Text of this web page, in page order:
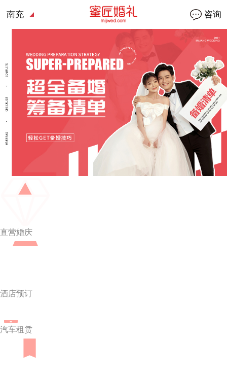
南充 咨询
直营婚庆
酒店预订
汽车租赁